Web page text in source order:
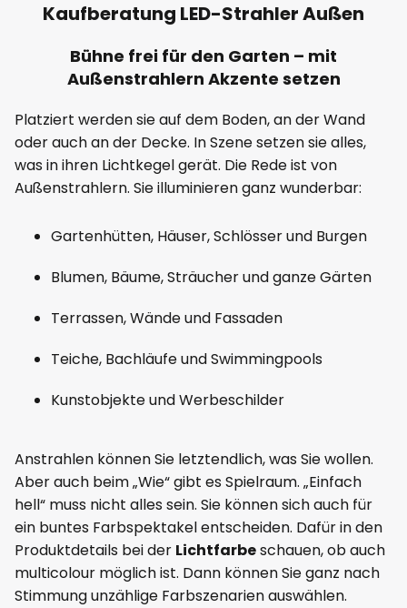
Kaufberatung LED-Strahler Außen
Bühne frei für den Garten – mit
Außenstrahlern Akzente setzen
Platziert werden sie auf dem Boden, an der Wand
oder auch an der Decke. In Szene setzen sie alles,
was in ihren Lichtkegel gerät. Die Rede ist von
Außenstrahlern. Sie illuminieren ganz wunderbar:
Gartenhütten, Häuser, Schlösser und Burgen
Blumen, Bäume, Sträucher und ganze Gärten
Terrassen, Wände und Fassaden
Teiche, Bachläufe und Swimmingpools
Kunstobjekte und Werbeschilder
Anstrahlen können Sie letztendlich, was Sie wollen.
Aber auch beim „Wie“ gibt es Spielraum. „Einfach
hell“ muss nicht alles sein. Sie können sich auch für
ein buntes Farbspektakel entscheiden. Dafür in den
Produktdetails bei der Lichtfarbeschauen, ob auch
multicolour möglich ist. Dann können Sie ganz nach
Stimmung unzählige Farbszenarien auswählen.